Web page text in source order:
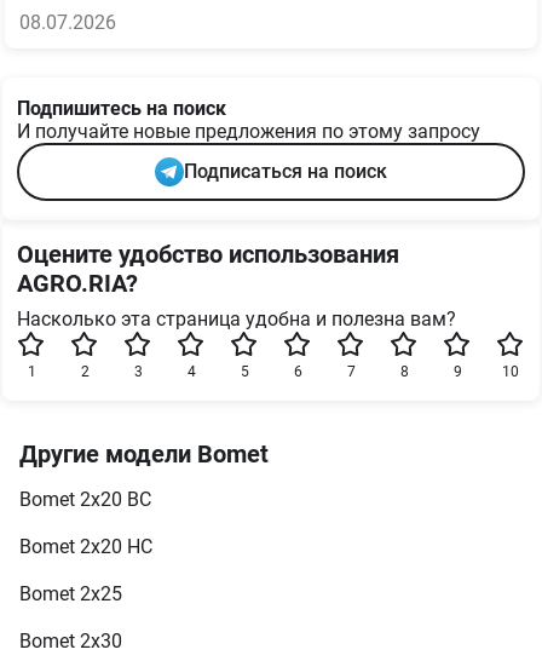
08.07.2026
Подпишитесь на поиск
И получайте новые предложения по этому запросу
Подписаться на поиск
Оцените удобство использования
AGRO.RIA?
Насколько эта страница удобна и полезна вам?
10
9
8
7
6
5
4
3
2
1
Другие модели Bomet
Bomet 2х20 ВС
Bomet 2х20 НС
Bomet 2х25
Bomet 2х30